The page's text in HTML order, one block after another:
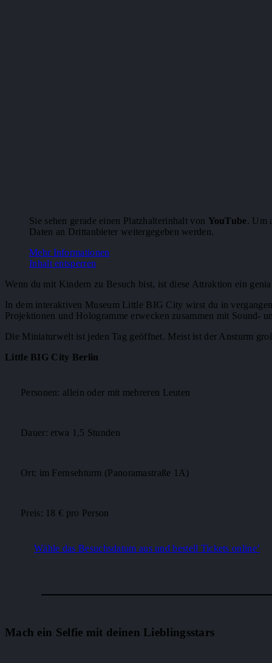
Sie sehen gerade einen Platzhalterinhalt von YouTube. Um
Daten an Drittanbieter weitergegeben werden.
Mehr Informationen
Inhalt entsperren
Wenn du mit Kindern zu Besuch bist, ist diese Attraktion ein
In dem interaktiven Museum Little BIG City wirst du in
Projektionen und Hologramme erwecken zusammen mit Sound-
Die Miniaturwelt ist jeden Tag geöffnet. Meist ist der Ansturm
Little BIG City Berlin
Personen: allein oder mit mehreren Leuten
Dauer: etwa 1,5 Stunden
Ort: im Fernsehturm (Panoramastraße 1A)
Preis: 18 € pro Person
Wähle das Besuchsdatum aus und bestell Tickets online’
Mach ein Selfie mit deinen Lieblingsstars